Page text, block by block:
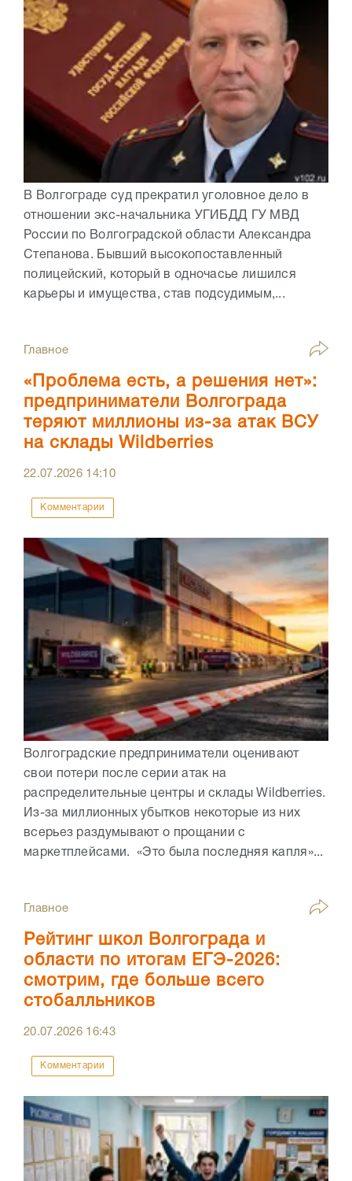
В Волгограде суд прекратил уголовное дело в
отношении экс-начальника УГИБДД ГУ МВД
России по Волгоградской области Александра
Степанова. Бывший высокопоставленный
полицейский, который в одночасье лишился
карьеры и имущества, став подсудимым,...
Главное
«Проблема есть, а решения нет»:
предприниматели Волгограда
теряют миллионы из-за атак ВСУ
на склады Wildberries
22.07.2026 14:10
Комментарии
Волгоградские предприниматели оценивают
свои потери после серии атак на
распределительные центры и склады Wildberries.
Из-за миллионных убытков некоторые из них
всерьез раздумывают о прощании с
маркетплейсами. «Это была последняя капля»...
Главное
Рейтинг школ Волгограда и
области по итогам ЕГЭ-2026:
смотрим, где больше всего
стобалльников
20.07.2026 16:43
Комментарии